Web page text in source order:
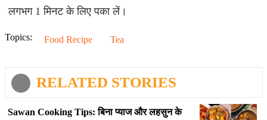
लगभग 1 मिनट के लिए पका लें।
Topics: Food Recipe Tea
RELATED STORIES
Sawan Cooking Tips: बिना प्याज और लहसुन के